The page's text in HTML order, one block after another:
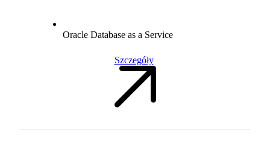
Oracle Database as a Service
Szczegóły